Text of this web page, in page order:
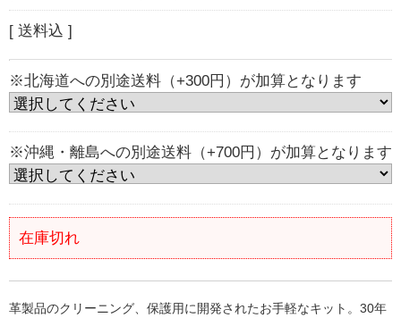
[ 送料込 ]
※北海道への別途送料（+300円）が加算となります
※沖縄・離島への別途送料（+700円）が加算となります
在庫切れ
革製品のクリーニング、保護用に開発されたお手軽なキット。30年